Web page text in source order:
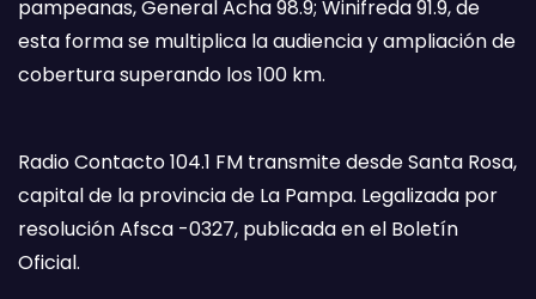
pampeanas, General Acha 98.9; Winifreda 91.9, de
esta forma se multiplica la audiencia y ampliación de
cobertura superando los 100 km.
Radio Contacto 104.1 FM transmite desde Santa Rosa,
capital de la provincia de La Pampa. Legalizada por
resolución Afsca -0327, publicada en el Boletín
Oficial.